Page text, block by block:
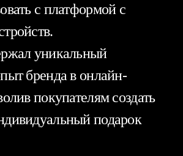
с платформой с
уникальный
бренда в онлайн-
покупателям создать
подарок